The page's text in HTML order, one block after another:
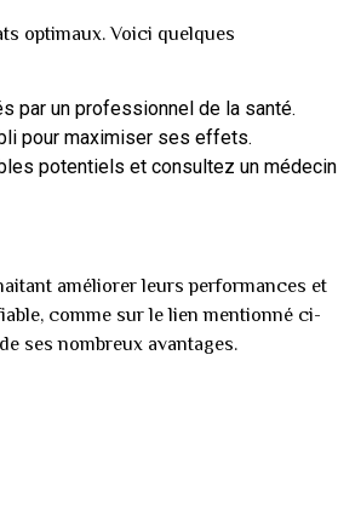
optimaux. Voici quelques
par un professionnel de la santé.
pour maximiser ses effets.
potentiels et consultez un médecin
améliorer leurs performances et
comme sur le lien mentionné ci-
ses nombreux avantages.